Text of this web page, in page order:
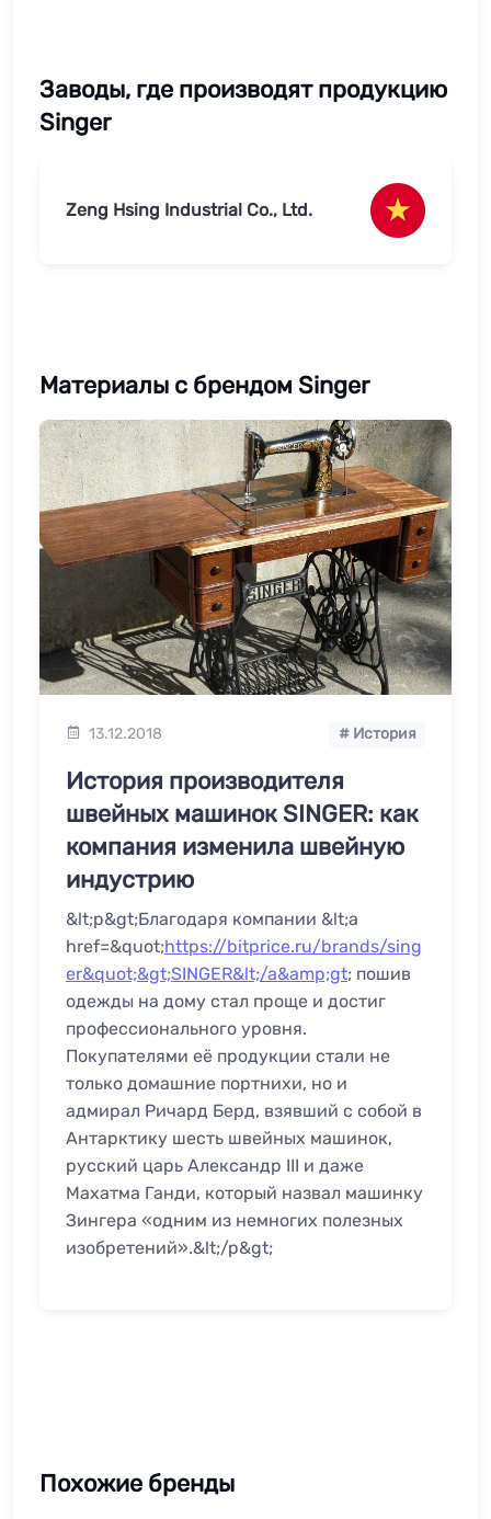
Заводы, где производят продукцию
Singer
Zeng Hsing Industrial Co., Ltd.
Материалы с брендом Singer
13.12.2018 # История
История производителя
швейных машинок SINGER: как
компания изменила швейную
индустрию
&lt;p&gt;Благодаря компании &lt;a
href=&quot;https://bitprice.ru/brands/sing
er&quot;&gt;SINGER&lt;/a&amp;gt; пошив
одежды на дому стал проще и достиг
профессионального уровня.
Покупателями её продукции стали не
только домашние портнихи, но и
адмирал Ричард Берд, взявший с собой в
Антарктику шесть швейных машинок,
русский царь Александр III и даже
Махатма Ганди, который назвал машинку
Зингера «одним из немногих полезных
изобретений».&lt;/p&gt;
Похожие бренды